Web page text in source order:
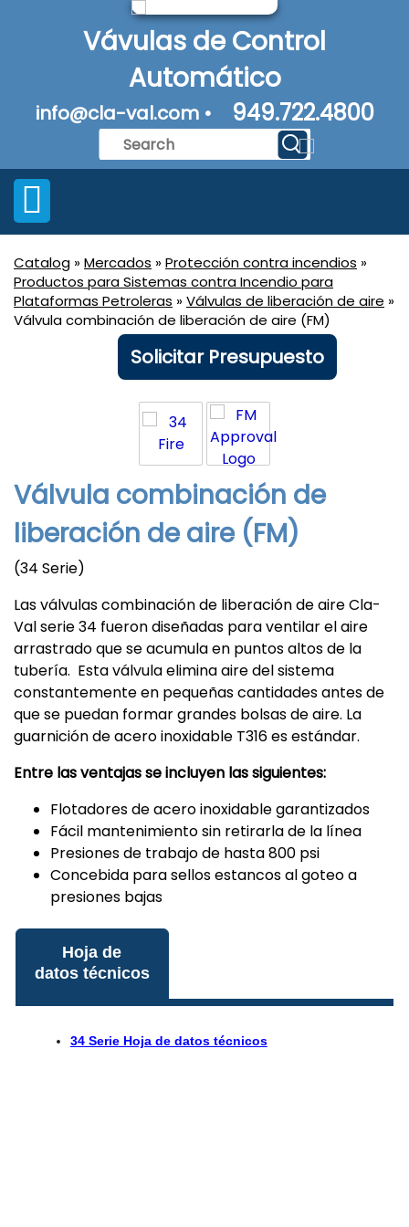
Vávulas de Control
Automático
info@cla-val.com • 949.722.4800
Catalog »Mercados »Protección contra incendios »
Productos para Sistemas contra Incendio para
Plataformas Petroleras »Válvulas de liberación de aire »
Válvula combinación de liberación de aire (FM)
Solicitar Presupuesto
Válvula combinación de
liberación de aire (FM)
(34 Serie)
Las válvulas combinación de liberación de aire Cla-
Val serie 34 fueron diseñadas para ventilar el aire
arrastrado que se acumula en puntos altos de la
tubería. Esta válvula elimina aire del sistema
constantemente en pequeñas cantidades antes de
que se puedan formar grandes bolsas de aire. La
guarnición de acero inoxidable T316 es estándar.
Entre las ventajas se incluyen las siguientes:
Flotadores de acero inoxidable garantizados
Fácil mantenimiento sin retirarla de la línea
Presiones de trabajo de hasta 800 psi
Concebida para sellos estancos al goteo a
presiones bajas
Hoja de
datos técnicos
34 Serie Hoja de datos técnicos